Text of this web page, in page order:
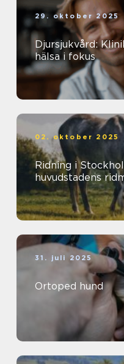
29. oktober 2025
Djursjukvård:
hälsa i fokus
02. oktober 2025
Ridning i
huvudstadens
31. juli 2025
Ortoped hund